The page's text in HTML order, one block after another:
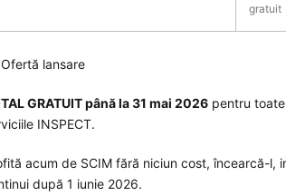
gratuit
Ofertă lansare
GRATUIT până la 31 mai 2026pentru toate
INSPECT.
acum de SCIM fără niciun cost, încearcă-
după 1 iunie 2026.